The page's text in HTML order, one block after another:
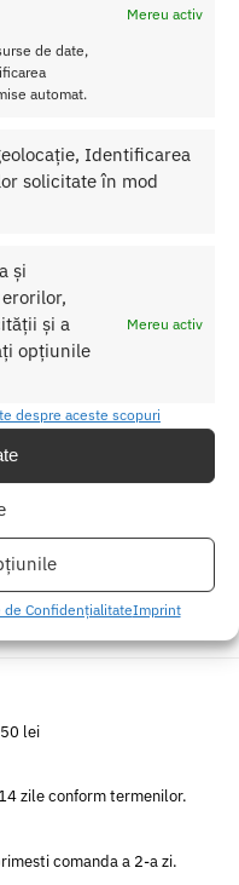
Mereu activ
de date,
automat.
Identificarea
solicitate în mod
și
și a
opțiunile
Mereu activ
despre aceste scopuri
de ConfidențialitateImprint
Arousal
lei
zile conform termenilor.
comanda a 2-a zi.